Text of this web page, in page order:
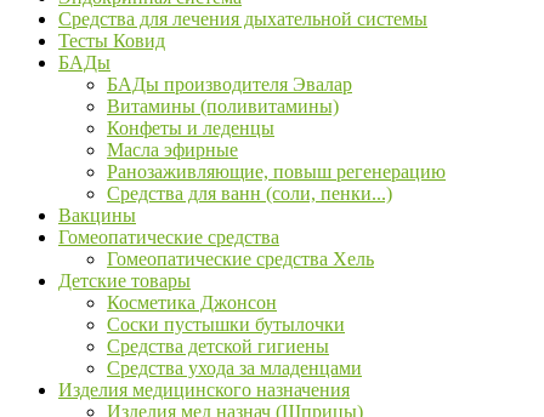
Средства для лечения дыхательной системы
Тесты Ковид
БАДы
БАДы производителя Эвалар
Витамины (поливитамины)
Конфеты и леденцы
Масла эфирные
Ранозаживляющие, повыш регенерацию
Средства для ванн (соли, пенки...)
Вакцины
Гомеопатические средства
Гомеопатические средства Хель
Детские товары
Косметика Джонсон
Соски пустышки бутылочки
Средства детской гигиены
Средства ухода за младенцами
Изделия медицинского назначения
Изделия мед назнач (Шприцы)